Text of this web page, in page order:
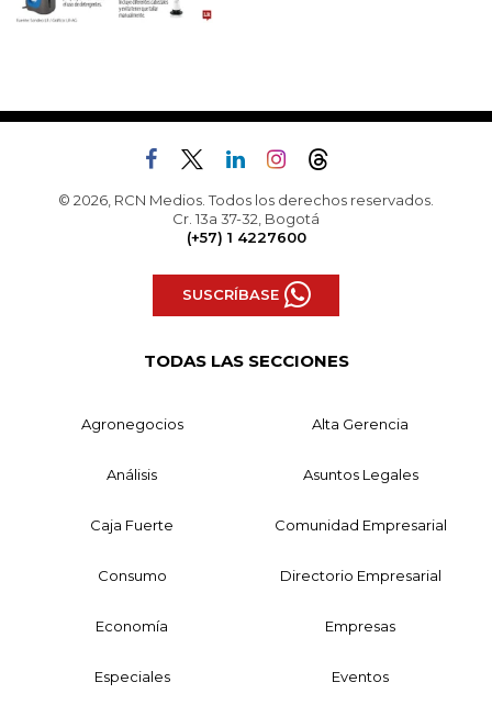
© 2026, RCN Medios. Todos los derechos reservados.
Cr. 13a 37-32, Bogotá
(+57) 1 4227600
SUSCRÍBASE
TODAS LAS SECCIONES
Agronegocios Alta Gerencia
Análisis Asuntos Legales
Caja Fuerte Comunidad Empresarial
Consumo Directorio Empresarial
Economía Empresas
Especiales Eventos